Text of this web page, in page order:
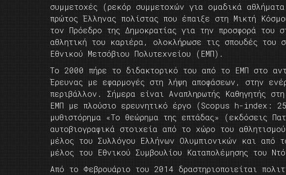
συμμετοχές (ρεκόρ συμμετοχών για ομαδικά
πρώτος Έλληνας πολίστας που έπαιξε στη Μικτή
τον Πρόεδρο της Δημοκρατίας για την προσφορά του
αθλητική του καριέρα, ολοκλήρωσε τις σπουδές του
Εθνικού Μετσόβιου Πολυτεχνείου (ΕΜΠ).
Το 2000 πήρε το διδακτορικό του από το ΕΜΠ στο
Έρευνας με εφαρμογές στη λήψη αποφάσεων, στην
περιβάλλον. Σήμερα είναι Αναπληρωτής Καθηγητής
ΕΜΠ με πλούσιο ερευνητικό έργο (Scopus h-index:
μυθιστόρημα «Το θεώρημα της επτάδας» (εκδόσεις
αυτοβιογραφικά στοιχεία από το χώρο του
μέλος του Συλλόγου Ελλήνων Ολυμπιονικών και από
μέλος του Εθνικού Συμβουλίου Καταπολέμησης του
Από το Φεβρουάριο του 2014 δραστηριοποιείται